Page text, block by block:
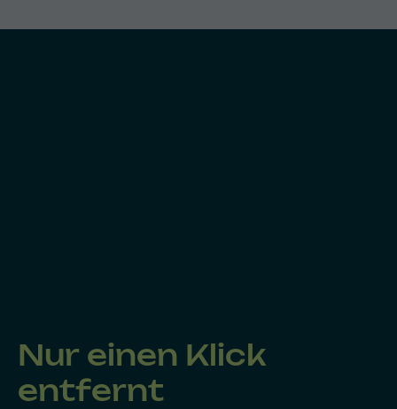
Nur einen Klick
entfernt